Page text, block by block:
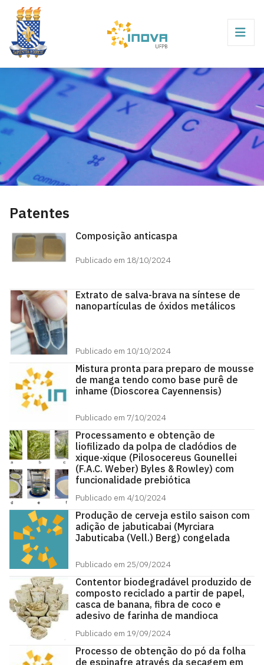
Patentes
Composição anticaspa
Publicado em 18/10/2024
Extrato de salva-brava na síntese de
nanopartículas de óxidos metálicos
Publicado em 10/10/2024
Mistura pronta para preparo de mousse
de manga tendo como base purê de
inhame (Dioscorea Cayennensis)
Publicado em 7/10/2024
Processamento e obtenção de
liofilizado da polpa de cladódios de
xique-xique (Pilosocereus Gounellei
(F.A.C. Weber) Byles & Rowley) com
funcionalidade prebiótica
Publicado em 4/10/2024
Produção de cerveja estilo saison com
adição de jabuticabai (Myrciara
Jabuticaba (Vell.) Berg) congelada
Publicado em 25/09/2024
Contentor biodegradável produzido de
composto reciclado a partir de papel,
casca de banana, fibra de coco e
adesivo de farinha de mandioca
Publicado em 19/09/2024
Processo de obtenção do pó da folha
de espinafre através da secagem em